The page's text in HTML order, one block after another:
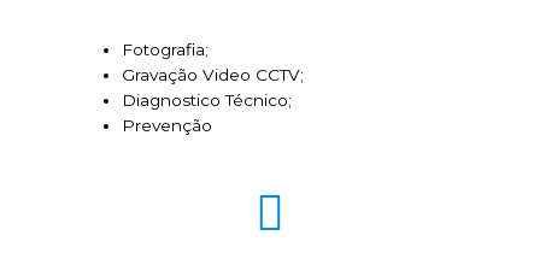
Fotografia;
Gravação Video CCTV;
Diagnostico Técnico;
Prevenção